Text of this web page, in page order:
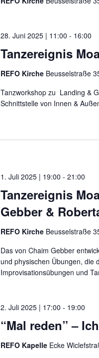
Tanzereignis
28. Juni 2025 | 11:00 - 16:00
REFO Kirche Beusselstraße
Tanzworkshop zu Landing &
Schnittstelle von Innen &
Tanzereignis
Gebber &
1. Juli 2025 | 19:00 - 21:00
REFO Kirche Beusselstraße
Das von Chaim Gebber
und physischen Übungen, die
Improvisationsübungen und
“Mal reden” –
2. Juli 2025 | 17:00 - 19:00
REFO Kapelle Ecke